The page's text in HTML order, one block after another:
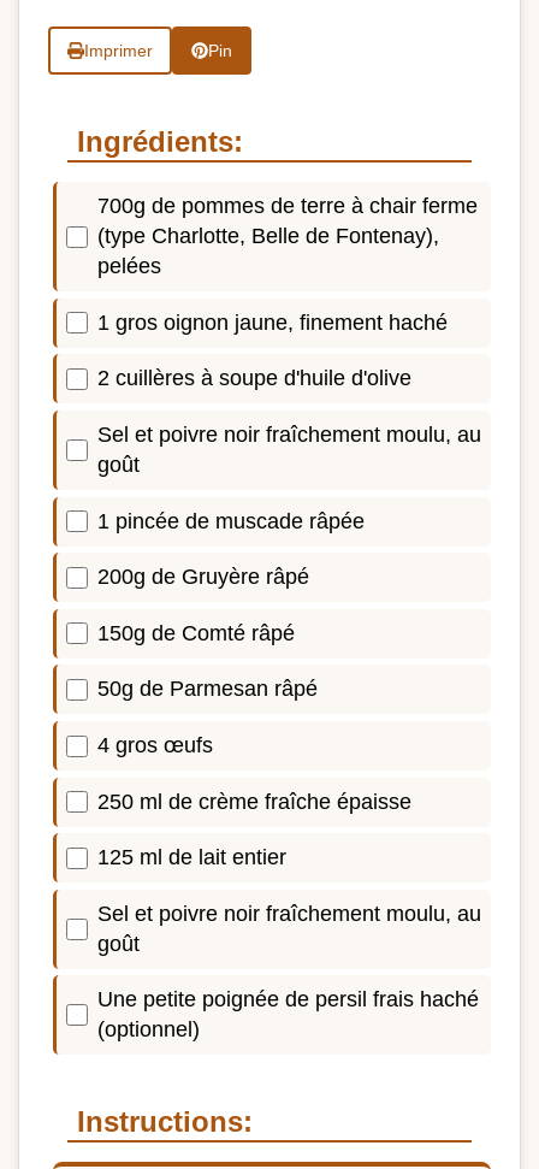
Imprimer Pin
Ingrédients:
700g de pommes de terre à chair ferme
(type Charlotte, Belle de Fontenay),
pelées
1 gros oignon jaune, finement haché
2 cuillères à soupe d'huile d'olive
Sel et poivre noir fraîchement moulu, au
goût
1 pincée de muscade râpée
200g de Gruyère râpé
150g de Comté râpé
50g de Parmesan râpé
4 gros œufs
250 ml de crème fraîche épaisse
125 ml de lait entier
Sel et poivre noir fraîchement moulu, au
goût
Une petite poignée de persil frais haché
(optionnel)
Instructions: